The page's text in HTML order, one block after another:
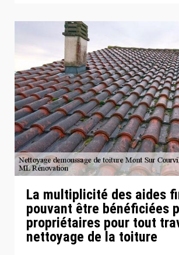
La multiplicité des aides
pouvant être bénéficiées
propriétaires pour tout
nettoyage de la toiture